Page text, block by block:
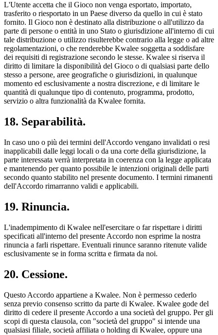
L'Utente accetta che il Gioco non venga esportato, importato,
trasferito o riesportato in un Paese diverso da quello in cui è stato
fornito. Il Gioco non è destinato alla distribuzione o all'utilizzo da
parte di persone o entità in uno Stato o giurisdizione all'interno di cui
tale distribuzione o utilizzo risulterebbe contrario alla legge o ad altre
regolamentazioni, o che renderebbe Kwalee soggetta a soddisfare
dei requisiti di registrazione secondo le stesse. Kwalee si riserva il
diritto di limitare la disponibilità del Gioco o di qualsiasi parte dello
stesso a persone, aree geografiche o giurisdizioni, in qualunque
momento ed esclusivamente a nostra discrezione, e di limitare le
quantità di qualunque tipo di contenuto, programma, prodotto,
servizio o altra funzionalità da Kwalee fornita.
18. Separabilità.
In caso uno o più dei termini dell'Accordo vengano invalidati o resi
inapplicabili dalle leggi locali o da una corte della giurisdizione, la
parte interessata verrà interpretata in coerenza con la legge applicata
e mantenendo per quanto possibile le intenzioni originali delle parti
secondo quanto stabilito nel presente documento. I termini rimanenti
dell'Accordo rimarranno validi e applicabili.
19. Rinuncia.
L'inadempimento di Kwalee nell'esercitare o far rispettare i diritti
specificati all'interno del presente Accordo non esprime la nostra
rinuncia a farli rispettare. Eventuali rinunce saranno ritenute valide
esclusivamente se in forma scritta e firmata da noi.
20. Cessione.
Questo Accordo appartiene a Kwalee. Non è permesso cederlo
senza previo consenso scritto da parte di Kwalee. Kwalee gode del
diritto di cedere il presente Accordo a una società del gruppo. Per gli
scopi di questa clausola, con "società del gruppo" si intende una
qualsiasi filiale, società affiliata o holding di Kwalee, oppure una